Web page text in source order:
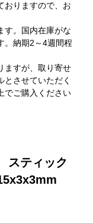
おりますので、お
す。国内在庫がな
。納期2～4週間程
ますが、取り寄せ
させていただく
でご購入ください
スティック